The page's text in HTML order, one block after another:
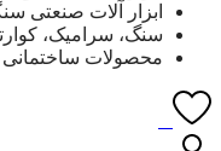
ابزار آلات صنعتی
سنگ، سرامیک،
محصولات ساختمانی